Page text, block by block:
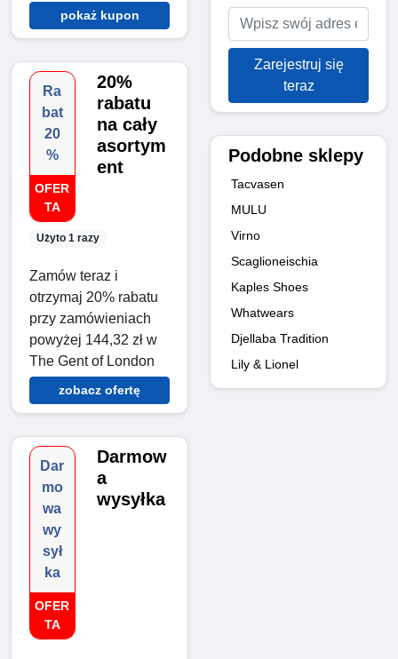
pokaż kupon
Ra
bat
20
%
OFER
TA
Użyto 1 razy
20%
rabatu
na cały
asortym
ent
Zamów teraz i
otrzymaj 20% rabatu
przy zamówieniach
powyżej 144,32 zł w
The Gent of London
zobacz ofertę
Dar
mo
wa
wy
sył
ka
OFER
TA
Darmow
a
wysyłka
Zarejestruj się
teraz
Podobne sklepy
Tacvasen
MULU
Virno
Scaglioneischia
Kaples Shoes
Whatwears
Djellaba Tradition
Lily & Lionel